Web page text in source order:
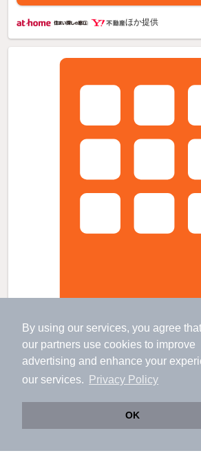
By using our services, you agree
our partners use cookies to improve
advertising and enhance your
our services.
Privacy Policy
OK
アプリに切り替えて、サクサクお
会員登録なしですぐ使える。マップ検索
ほか提供
ミュージション下北沢の賃貸物件
下北沢駅 歩3分 （井の頭
東北沢駅 歩7 分 （小田急線
ほか6駅（徒歩20分圏内）
東京都世田谷区北沢２丁
6階建 / 新築 / RC